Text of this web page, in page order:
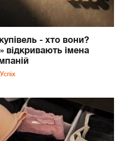
- хто вони?
відкривають імена
Успіх